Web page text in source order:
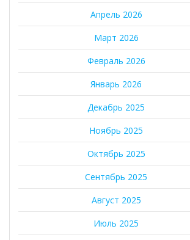
Апрель 2026
Март 2026
Февраль 2026
Январь 2026
Декабрь 2025
Ноябрь 2025
Октябрь 2025
Сентябрь 2025
Август 2025
Июль 2025